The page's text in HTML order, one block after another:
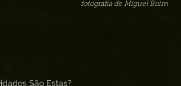
fotografia de Miguel Boim
São Estas?